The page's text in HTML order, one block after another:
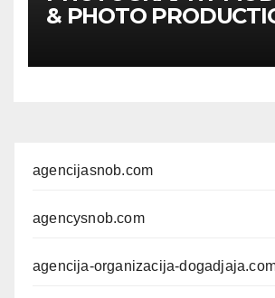
& PHOTO
kroz foto modele,
agencijasnob.com
agencysnob.com
agencija-organizacija-